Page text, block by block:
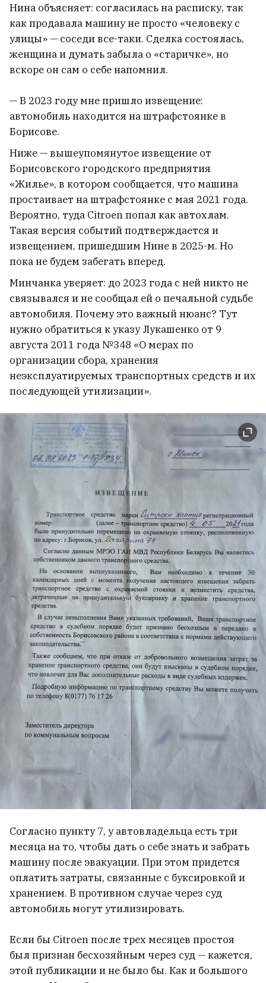
Нина объясняет: согласилась на расписку, так
как продавала машину не просто «человеку с
улицы» — соседи все-таки. Сделка состоялась,
женщина и думать забыла о «старичке», но
вскоре он сам о себе напомнил.
— В 2023 году мне пришло извещение:
автомобиль находится на штрафстоянке в
Борисове.
Ниже — вышеупомянутое извещение от
Борисовского городского предприятия
«Жилье», в котором сообщается, что машина
простаивает на штрафстоянке с мая 2021 года.
Вероятно, туда Citroen попал как автохлам.
Такая версия событий подтверждается и
извещением, пришедшим Нине в 2025-м. Но
пока не будем забегать вперед.
Минчанка уверяет: до 2023 года с ней никто не
связывался и не сообщал ей о печальной судьбе
автомобиля. Почему это важный нюанс? Тут
нужно обратиться к указу Лукашенко от 9
августа 2011 года №348 «О мерах по
организации сбора, хранения
неэксплуатируемых транспортных средств и их
последующей утилизации».
Согласно пункту 7, у автовладельца есть три
месяца на то, чтобы дать о себе знать и забрать
машину после эвакуации. При этом придется
оплатить затраты, связанные с буксировкой и
хранением. В противном случае через суд
автомобиль могут утилизировать.
Если бы Citroen после трех месяцев простоя
был признан бесхозяйным через суд — кажется,
этой публикации и не было бы. Как и большого
В Екатеринбурге атакован склад
Wildberries
внеплановый выброс аммиака
Вчера в Беларуси было +40°C
Трамп запретил в США «родильный
туризм» для отдельных категорий
Шквал, сильный ветер и град натворили
бед этой ночью
Минским Шабанам посвятили модную
коллекцию: где купить и что по ценам?
Женский алкоголизм: чем он отличается
от мужского и как к таким женщинам
относиться?
ВСЕ НОВОСТИ →